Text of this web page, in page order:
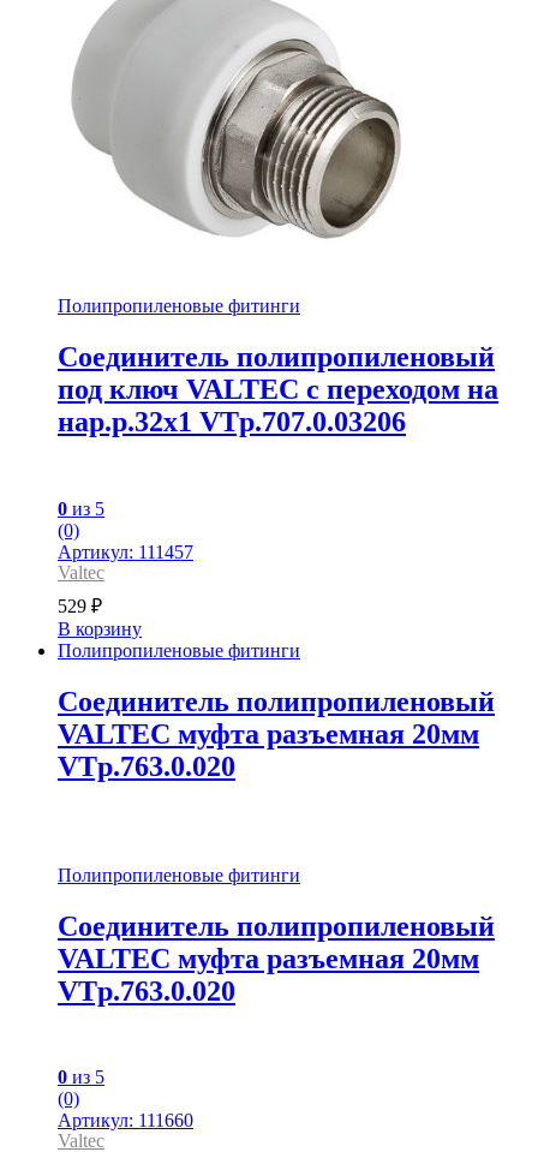
Полипропиленовые фитинги
Соединитель полипропиленовый
под ключ VALTEC с переходом на
нар.р.32х1 VTp.707.0.03206
0 из 5
(0)
Артикул: 111457
Valtec
529 ₽
В корзину
Полипропиленовые фитинги
Соединитель полипропиленовый
VALTEC муфта разъемная 20мм
VTp.763.0.020
Полипропиленовые фитинги
Соединитель полипропиленовый
VALTEC муфта разъемная 20мм
VTp.763.0.020
0 из 5
(0)
Артикул: 111660
Valtec